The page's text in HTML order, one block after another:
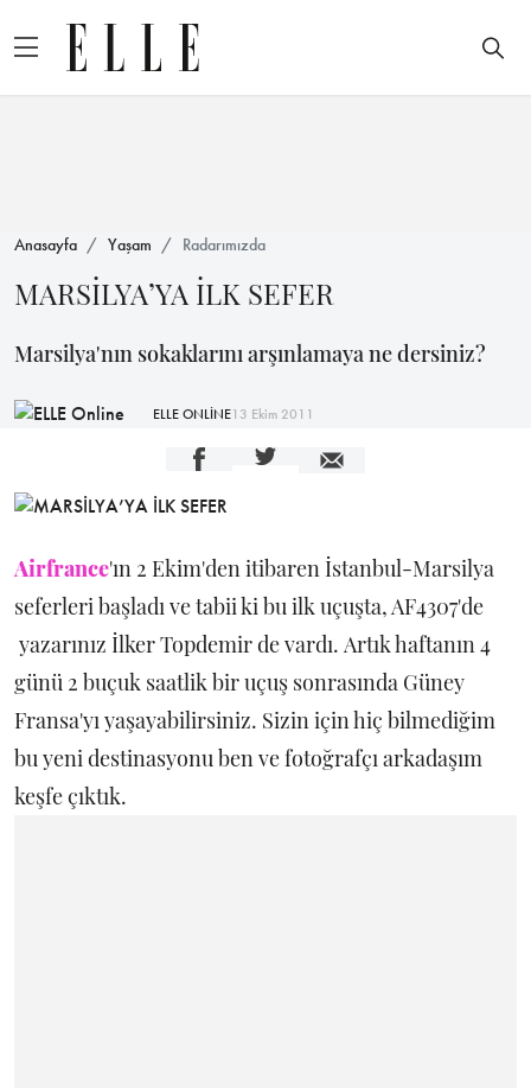
Anasayfa Yaşam Radarımızda
MARSİLYA’YA İLK SEFER
Marsilya'nın sokaklarını arşınlamaya ne dersiniz?
ELLE ONLİNE13 Ekim 2011
Airfrance'ın 2 Ekim'den itibaren İstanbul-Marsilya
seferleri başladı ve tabii ki bu ilk uçuşta, AF4307'de
yazarınız İlker Topdemir de vardı. Artık haftanın 4
günü 2 buçuk saatlik bir uçuş sonrasında Güney
Fransa'yı yaşayabilirsiniz. Sizin için hiç bilmediğim
bu yeni destinasyonu ben ve fotoğrafçı arkadaşım
keşfe çıktık.